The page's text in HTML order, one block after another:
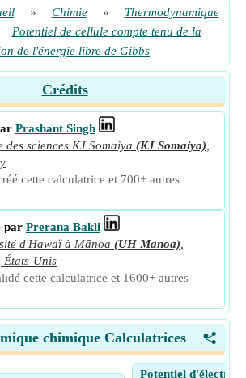
» Chimie »
Thermodynamique
Potentiel de cellule compte tenu de la
de l'énergie libre de Gibbs
Crédits
Prashant Singh
des sciences KJ Somaiya (KJ Somaiya)
cette calculatrice et 700+ autres
par Prerana Bakli
d'Hawaï à Mānoa (UH Manoa)
États-Unis
cette calculatrice et 1600+ autres
<
chimique Calculatrices
Potentiel